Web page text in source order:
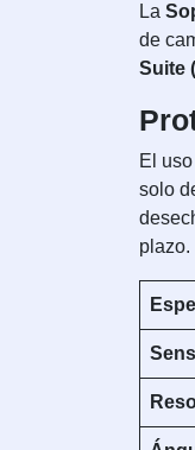
La
de
Suite
El
solo
plazo.